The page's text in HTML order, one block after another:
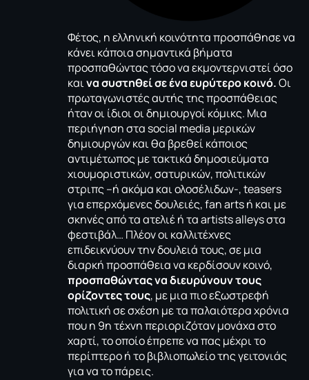
Φέτος, η ελληνική κοινότητα προσπάθησε να
κάνει κάποια σημαντικά βήματα
προσπαθώντας τόσο να εκμοντερνιστεί όσο
καινα συστηθεί σε ένα ευρύτερο κοινό.Οι
πρωταγωνιστές αυτής της προσπάθειας
ήταν οι ίδιοι οι δημιουργοί κόμικς. Μια
περιήγηση στα social media μερικών
δημιουργών και θα βρεθεί κάποιος
αντιμέτωπος με τακτικά δημοσιεύματα
χιουμοριστικών, σατυρικών, πολιτικών
στριπς –ή ακόμα και ολοσέλιδων-, teasers
για επερχόμενες δουλειές, fan arts ή και με
σκηνές από τα ατελιέ ή τα artists alleys στα
φεστιβάλ… Πλέον οι καλλιτέχνες
επιδεικνύουν την δουλειά τους, σε μια
διαρκή προσπάθεια να κερδίσουν κοινό,
προσπαθώντας να διευρύνουν τους
ορίζοντες τους, με μια πιο εξωστρεφή
πολιτική σε σχέση με τα παλαιότερα χρόνια
που η 9η τέχνη περιοριζόταν μονάχα στο
χαρτί, το οποίο έπρεπε να πας μέχρι το
περίπτερο ή το βιβλιοπωλείο της γειτονιάς
για να το πάρεις.